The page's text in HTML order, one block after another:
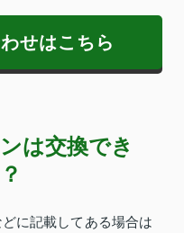
せはこちら
は交換でき
に記載してある場合は